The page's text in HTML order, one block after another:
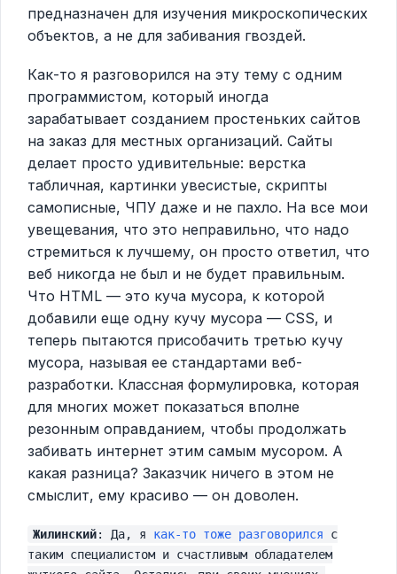
предназначен для изучения микроскопических
объектов, а не для забивания гвоздей.
Как-то я разговорился на эту тему с одним
программистом, который иногда
зарабатывает созданием простеньких сайтов
на заказ для местных организаций. Сайты
делает просто удивительные: верстка
табличная, картинки увесистые, скрипты
самописные, ЧПУ даже и не пахло. На все мои
увещевания, что это неправильно, что надо
стремиться к лучшему, он просто ответил, что
веб никогда не был и не будет правильным.
Что HTML — это куча мусора, к которой
добавили еще одну кучу мусора — CSS, и
теперь пытаются присобачить третью кучу
мусора, называя ее стандартами веб-
разработки. Классная формулировка, которая
для многих может показаться вполне
резонным оправданием, чтобы продолжать
забивать интернет этим самым мусором. А
какая разница? Заказчик ничего в этом не
смыслит, ему красиво — он доволен.
Жилинский: Да, я как-то тоже разговорился с
таким специалистом и счастливым обладателем